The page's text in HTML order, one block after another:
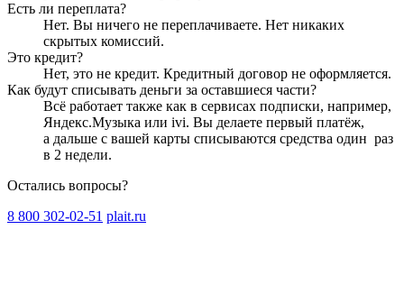
Есть ли переплата?
Нет. Вы ничего не переплачиваете. Нет никаких
скрытых комиссий.
Это кредит?
Нет, это не кредит. Кредитный договор не оформляется.
Как будут списывать деньги за оставшиеся части?
Всё работает также как в сервисах подписки, например,
Яндекс.Музыка или ivi. Вы делаете первый платёж,
а дальше с вашей карты списываются средства один раз
в 2 недели.
Остались вопросы?
8 800 302-02-51 plait.ru